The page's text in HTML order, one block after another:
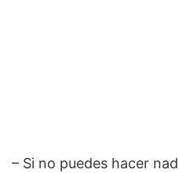
– Si no puedes hacer